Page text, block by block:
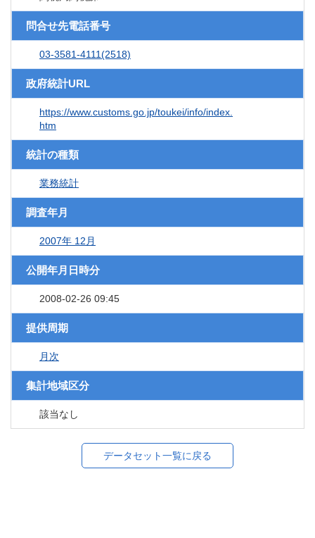
問合せ先電話番号
03-3581-4111(2518)
政府統計URL
https://www.customs.go.jp/toukei/info/index.
htm
統計の種類
業務統計
調査年月
2007年 12月
公開年月日時分
2008-02-26 09:45
提供周期
月次
集計地域区分
該当なし
データセット一覧に戻る